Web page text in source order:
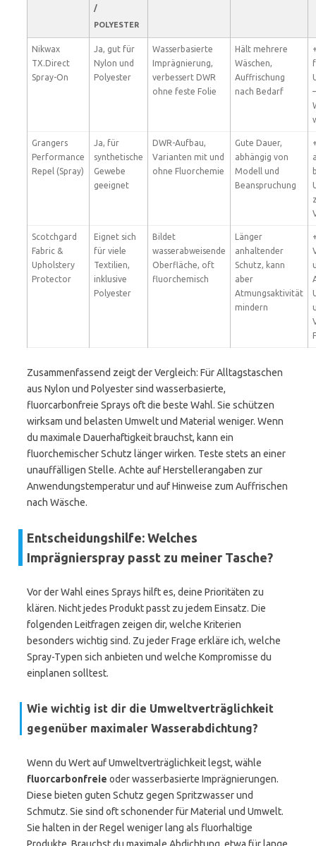
/
POLYESTER
Nikwax
TX.Direct
Spray-On
Ja, gut für
Nylon und
Polyester
Wasserbasierte
Imprägnierung,
verbessert DWR
ohne feste Folie
Hält mehrere
Wäschen,
Auffrischung
nach Bedarf
Grangers
Performance
Repel (Spray)
Ja, für
synthetische
Gewebe
geeignet
DWR-Aufbau,
Varianten mit und
ohne Fluorchemie
Gute Dauer,
abhängig von
Modell und
Beanspruchung
Scotchgard
Fabric &
Upholstery
Protector
Eignet sich
für viele
Textilien,
inklusive
Polyester
Bildet
wasserabweisende
Oberfläche, oft
fluorchemisch
Länger
anhaltender
Schutz, kann
aber
Atmungsaktivität
mindern
Zusammenfassend zeigt der Vergleich: Für Alltagstaschen
aus Nylon und Polyester sind wasserbasierte,
fluorcarbonfreie Sprays oft die beste Wahl. Sie schützen
wirksam und belasten Umwelt und Material weniger. Wenn
du maximale Dauerhaftigkeit brauchst, kann ein
fluorchemischer Schutz länger wirken. Teste stets an einer
unauffälligen Stelle. Achte auf Herstellerangaben zur
Anwendungstemperatur und auf Hinweise zum Auffrischen
nach Wäsche.
Entscheidungshilfe: Welches
Imprägnierspray passt zu meiner Tasche?
Vor der Wahl eines Sprays hilft es, deine Prioritäten zu
klären. Nicht jedes Produkt passt zu jedem Einsatz. Die
folgenden Leitfragen zeigen dir, welche Kriterien
besonders wichtig sind. Zu jeder Frage erkläre ich, welche
Spray-Typen sich anbieten und welche Kompromisse du
einplanen solltest.
Wie wichtig ist dir die Umweltverträglichkeit
gegenüber maximaler Wasserabdichtung?
Wenn du Wert auf Umweltverträglichkeit legst, wähle
fluorcarbonfreie oder wasserbasierte Imprägnierungen.
Diese bieten guten Schutz gegen Spritzwasser und
Schmutz. Sie sind oft schonender für Material und Umwelt.
Sie halten in der Regel weniger lang als fluorhaltige